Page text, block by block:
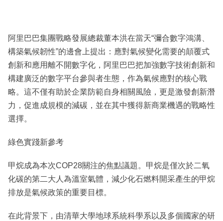
阿里巴巴集團戰略發展總裁董本洪在當天“彌合數字鴻溝、
構築氣候韌性”的邊會上提出：應對氣候變化需要的顛覆式
創新和應用離不開數字化，阿里巴巴把加強數字技術創新和
構建廣泛的數字平台參與者生態，作為氣候應對的核心戰
略。這不僅有助於企業防範自身相關風險，更是激發創新潛
力，促進成規模的減碳，並在其中獲得新商業機遇的戰略性
選擇。
綠色實踐新參考
甲烷成為本次COP28關注的焦點議題。甲烷是僅次於二氧
化碳的第二大人為溫室氣體，減少化石燃料開采產生的甲烷
排放是氣候政策的重要目標。
在此背景下，由清華大學地球系統科學系以及多個國家的研